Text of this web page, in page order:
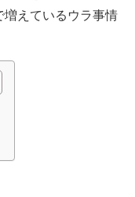
増えているウラ事情